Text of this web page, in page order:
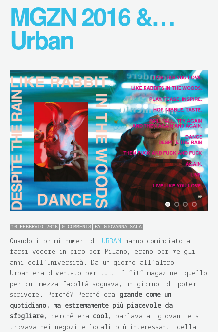
MGZN 2016 &…
Urban
16 FEBBRAIO 2016 0 COMMENTS BY GIOVANNA SALA
Quando i primi numeri di URBAN
hanno cominciato a
farsi vedere in giro per Milano, erano per me gli
anni dell’università. Da un giorno all’altro,
Urban era diventato per tutti l'”it” magazine, quello
per cui mezza facoltà sognava, un giorno, di poter
scrivere. Perché? Perché era grande come un
quotidiano, ma estremamente più piacevole da
sfogliare , perché era cool , parlava ai giovani e si
trovava nei negozi e locali più interessanti della